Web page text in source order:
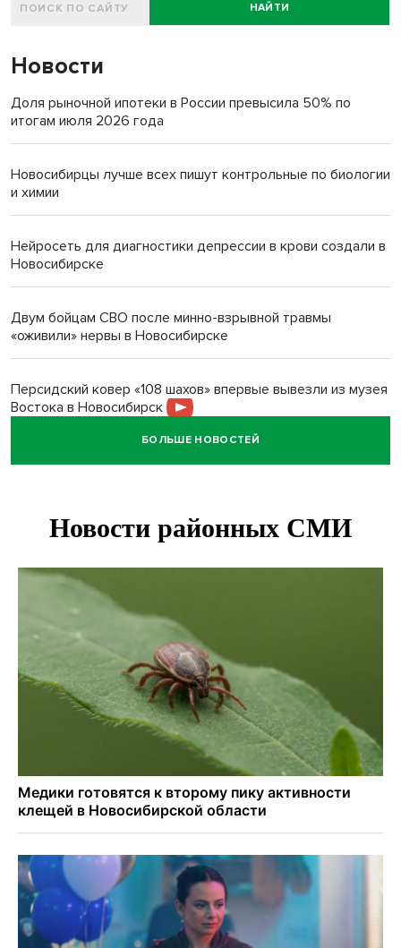
НАЙТИ
Новости
Доля рыночной ипотеки в России превысила 50% по
итогам июля 2026 года
Новосибирцы лучше всех пишут контрольные по биологии
и химии
Нейросеть для диагностики депрессии в крови создали в
Новосибирске
Двум бойцам СВО после минно-взрывной травмы
«оживили» нервы в Новосибирске
Персидский ковер «108 шахов» впервые вывезли из музея
Востока в Новосибирск
Актриса из Новосибирска Евгения Туркова сыграла мать
Трех туберкулезников под конвоем доставили в
В Новосибирске курьер на велосипеде сломал ребенку
ключицу
Условный срок получил бердский подросток за
мошенничество на 3,5 миллиона
БОЛЬШЕ НОВОСТЕЙ